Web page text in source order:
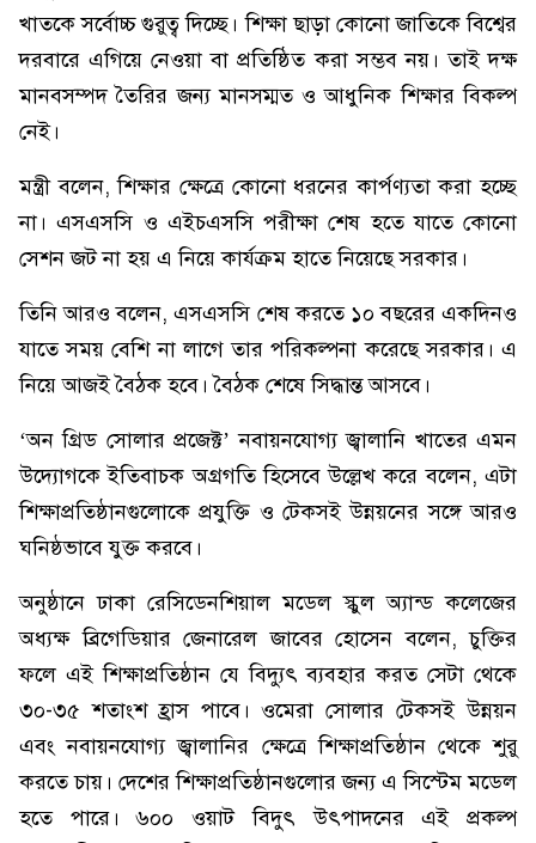
খাতকে সর্বোচ্চ গুরুত্ব দিচ্ছে। শিক্ষা ছাড়া কোনো জাতিকে বিশ্বের
দরবারে এগিয়ে নেওয়া বা প্রতিষ্ঠিত করা সম্ভব নয়। তাই দক্ষ
মানবসম্পদ তৈরির জন্য মানসম্মত ও আধুনিক শিক্ষার বিকল্প
নেই।
মন্ত্রী বলেন, শিক্ষার ক্ষেত্রে কোনো ধরনের কার্পণ্যতা করা হচ্ছে
না। এসএসসি ও এইচএসসি পরীক্ষা শেষ হতে যাতে কোনো
সেশন জট না হয় এ নিয়ে কার্যক্রম হাতে নিয়েছে সরকার।
তিনি আরও বলেন, এসএসসি শেষ করতে ১০ বছরের একদিনও
যাতে সময় বেশি না লাগে তার পরিকল্পনা করেছে সরকার। এ
নিয়ে আজই বৈঠক হবে। বৈঠক শেষে সিদ্ধান্ত আসবে।
‘অন গ্রিড সোলার প্রজেক্ট’ নবায়নযোগ্য জ্বালানি খাতের এমন
উদ্যোগকে ইতিবাচক অগ্রগতি হিসেবে উল্লেখ করে বলেন, এটা
শিক্ষাপ্রতিষ্ঠানগুলোকে প্রযুক্তি ও টেকসই উন্নয়নের সঙ্গে আরও
ঘনিষ্ঠভাবে যুক্ত করবে।
অনুষ্ঠানে ঢাকা রেসিডেনশিয়াল মডেল স্কুল অ্যান্ড কলেজের
অধ্যক্ষ ব্রিগেডিয়ার জেনারেল জাবের হোসেন বলেন, চুক্তির
ফলে এই শিক্ষাপ্রতিষ্ঠান যে বিদ্যুৎ ব্যবহার করত সেটা থেকে
৩০-৩৫ শতাংশ হ্রাস পাবে। ওমেরা সোলার টেকসই উন্নয়ন
এবং নবায়নযোগ্য জ্বালানির ক্ষেত্রে শিক্ষাপ্রতিষ্ঠান থেকে শুরু
করতে চায়। দেশের শিক্ষাপ্রতিষ্ঠানগুলোর জন্য এ সিস্টেম মডেল
হতে পারে। ৬০০ ওয়াট বিদুৎ উৎপাদনের এই প্রকল্প